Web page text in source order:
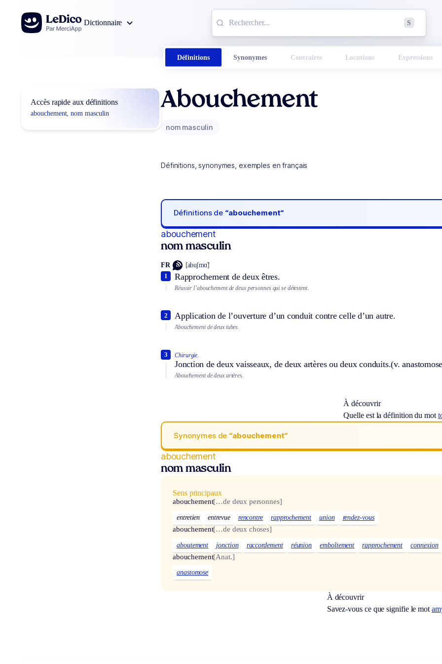
Aller au contenu
Dictionnaire
S
Définitions Synonymes Contraires Locutions Expressions
Accès rapide aux définitions
abouchement, nom masculin
Abouchement
nom masculin
Définitions, synonymes, exemples en français
Définitions de “abouchement“
abouchement
nom masculin
FR [abuʃmɑ̃]
Rapprochement de deux êtres.
1
Réussir l’abouchement de deux personnes qui se détestent.
Application de l’ouverture d’un conduit contre celle d’un autre.
2
Abouchement de deux tubes.
Chirurgie.
Jonction de deux vaisseaux, de deux artères ou deux conduits.(v.
3
Abouchement de deux artères.
À découvrir
Quelle est la définition du mot
Synonymes de “abouchement“
abouchement
nom masculin
Sens principaux
abouchement[…de deux personnes]
entretien entrevue rencontre rapprochement union rendez-vous
abouchement[…de deux choses]
aboutement jonction raccordement réunion emboîtement rapprochement connexion
abouchement[Anat.]
anastomose
À découvrir
Savez-vous ce que signifie le mot